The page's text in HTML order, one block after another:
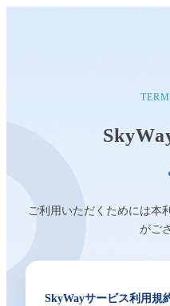
ご利用いただくためには本
がご
SkyWayサービス利用規